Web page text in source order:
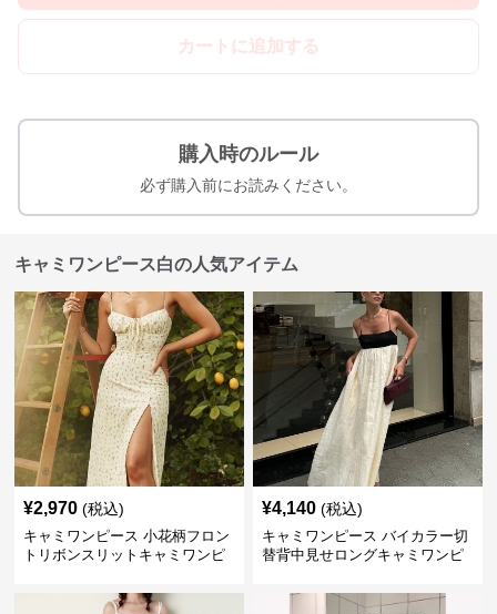
カートに追加する
購入時のルール
必ず購入前にお読みください。
キャミワンピース白の人気アイテム
¥2,970 (税込)
キャミワンピース 小花柄フロン
トリボンスリットキャミワンピ
¥4,140 (税込)
キャミワンピース バイカラー切
替背中見せロングキャミワンピ